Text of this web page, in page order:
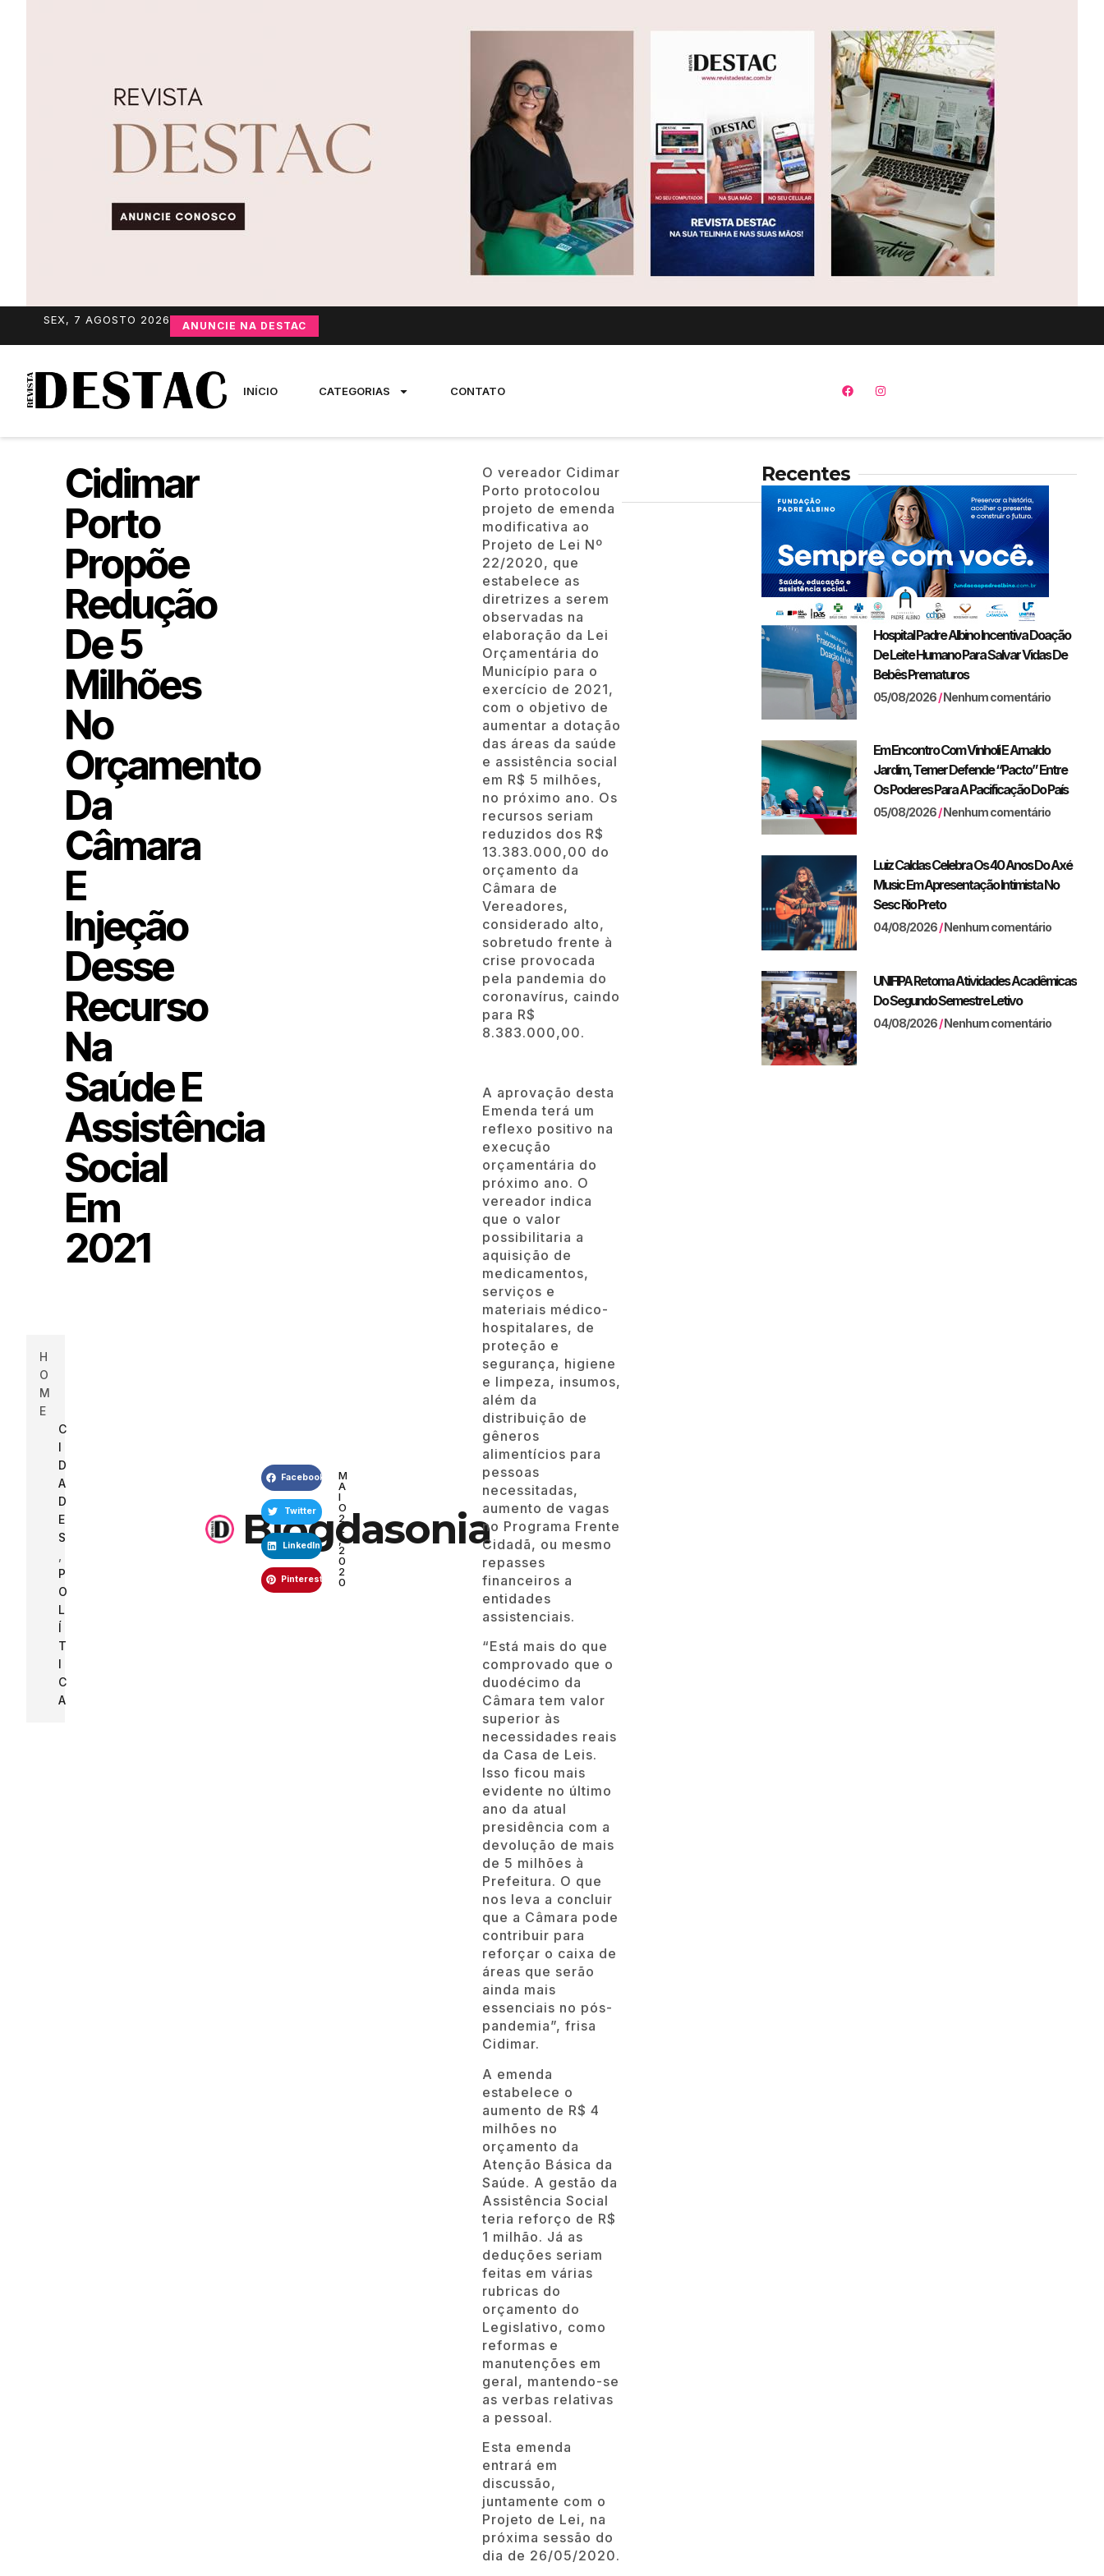
SEX, 7 AGOSTO 2026 ANUNCIE NA DESTAC
INÍCIO CATEGORIAS CONTATO
H
O
M
E
C
I
D
A
D
E
S
P
O
L
Í
T
I
C
A
Cidimar
Porto
Propõe
Redução
De 5
Milhões
No
Orçamento
Da
Câmara
E
Injeção
Desse
Recurso
Na
Saúde E
Assistência
Social
Em
2021
Blogdasonia
Facebook
Twitter
LinkedIn
Pinterest
M
A
I
O
2
2
,
2
0
2
0
O vereador Cidimar
Porto protocolou
projeto de emenda
modificativa ao
Projeto de Lei Nº
22/2020, que
estabelece as
diretrizes a serem
observadas na
elaboração da Lei
Orçamentária do
Município para o
exercício de 2021,
com o objetivo de
aumentar a dotação
das áreas da saúde
e assistência social
em R$ 5 milhões,
no próximo ano. Os
recursos seriam
reduzidos dos R$
13.383.000,00 do
orçamento da
Câmara de
Vereadores,
considerado alto,
sobretudo frente à
crise provocada
pela pandemia do
coronavírus, caindo
para R$
8.383.000,00.
A aprovação desta
Emenda terá um
reflexo positivo na
execução
orçamentária do
próximo ano. O
vereador indica
que o valor
possibilitaria a
aquisição de
medicamentos,
serviços e
materiais médico-
hospitalares, de
proteção e
segurança, higiene
e limpeza, insumos,
além da
distribuição de
gêneros
alimentícios para
pessoas
necessitadas,
aumento de vagas
no Programa Frente
Cidadã, ou mesmo
repasses
financeiros a
entidades
assistenciais.
“Está mais do que
comprovado que o
duodécimo da
Câmara tem valor
superior às
necessidades reais
da Casa de Leis.
Isso ficou mais
evidente no último
ano da atual
presidência com a
devolução de mais
de 5 milhões à
Prefeitura. O que
nos leva a concluir
que a Câmara pode
contribuir para
reforçar o caixa de
áreas que serão
ainda mais
essenciais no pós-
pandemia”, frisa
Cidimar.
A emenda
estabelece o
aumento de R$ 4
milhões no
orçamento da
Atenção Básica da
Saúde. A gestão da
Assistência Social
teria reforço de R$
1 milhão. Já as
deduções seriam
feitas em várias
rubricas do
orçamento do
Legislativo, como
reformas e
manutenções em
geral, mantendo-se
as verbas relativas
a pessoal.
Esta emenda
entrará em
discussão,
juntamente com o
Projeto de Lei, na
próxima sessão do
dia de 26/05/2020.
Recentes
Hospital Padre Albino Incentiva Doação
De Leite Humano Para Salvar Vidas De
Bebês Prematuros
05/08/2026 Nenhum comentário
Em Encontro Com Vinholi E Arnaldo
Jardim, Temer Defende “pacto” Entre
Os Poderes Para A Pacificação Do País
05/08/2026 Nenhum comentário
Luiz Caldas Celebra Os 40 Anos Do Axé
Music Em Apresentação Intimista No
Sesc Rio Preto
04/08/2026 Nenhum comentário
UNIFIPA Retoma Atividades Acadêmicas
Do Segundo Semestre Letivo
04/08/2026 Nenhum comentário